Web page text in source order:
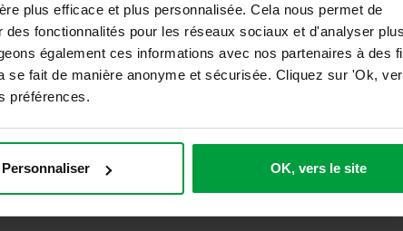
plus efficace et plus personnalisée. Cela nous permet de
fonctionnalités pour les réseaux sociaux et d'analyser plus
également ces informations avec nos partenaires à des
se fait de manière anonyme et sécurisée. Cliquez sur 'Ok,
préférences.
Personnaliser OK, vers le site